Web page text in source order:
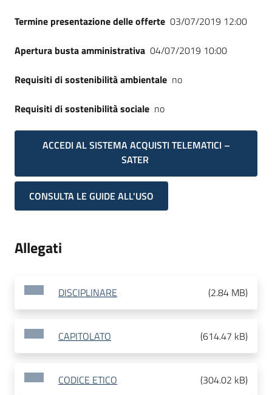
Termine presentazione delle offerte 03/07/2019 12:00
Apertura busta amministrativa 04/07/2019 10:00
Requisiti di sostenibilità ambientale no
Requisiti di sostenibilità sociale no
ACCEDI AL SISTEMA ACQUISTI TELEMATICI –
SATER
CONSULTA LE GUIDE ALL'USO
Allegati
DISCIPLINARE (2.84 MB)
CAPITOLATO (614.47 kB)
CODICE ETICO (304.02 kB)